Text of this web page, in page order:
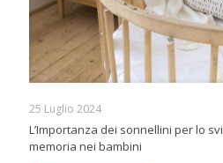
25 Luglio 2024
L’Importanza dei sonnellini per lo
memoria nei bambini